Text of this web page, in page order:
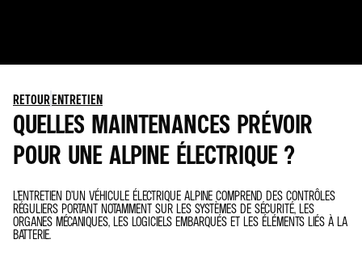
RETOURENTRETIEN
QUELLES MAINTENANCES PRÉVOIR
POUR UNE ALPINE ÉLECTRIQUE ?
L’ENTRETIEN D’UN VÉHICULE ÉLECTRIQUE ALPINE COMPREND DES CONTRÔLES
RÉGULIERS PORTANT NOTAMMENT SUR LES SYSTÈMES DE SÉCURITÉ, LES
ORGANES MÉCANIQUES, LES LOGICIELS EMBARQUÉS ET LES ÉLÉMENTS LIÉS À LA
BATTERIE.